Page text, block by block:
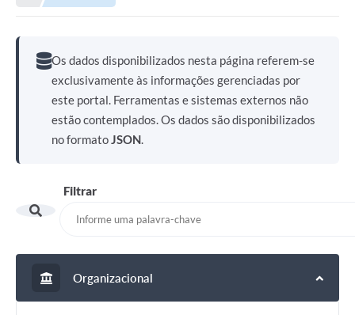
Os dados disponibilizados nesta página referem-se
exclusivamente às informações gerenciadas por
este portal. Ferramentas e sistemas externos não
estão contemplados. Os dados são disponibilizados
no formatoJSON.
Filtrar
Organizacional